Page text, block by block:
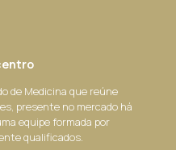
de Medicina que reúne
presente no mercado há
equipe formada por
qualificados.